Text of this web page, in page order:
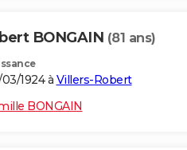
BONGAIN (81 ans)
1924 à Villers-Robert
BONGAIN